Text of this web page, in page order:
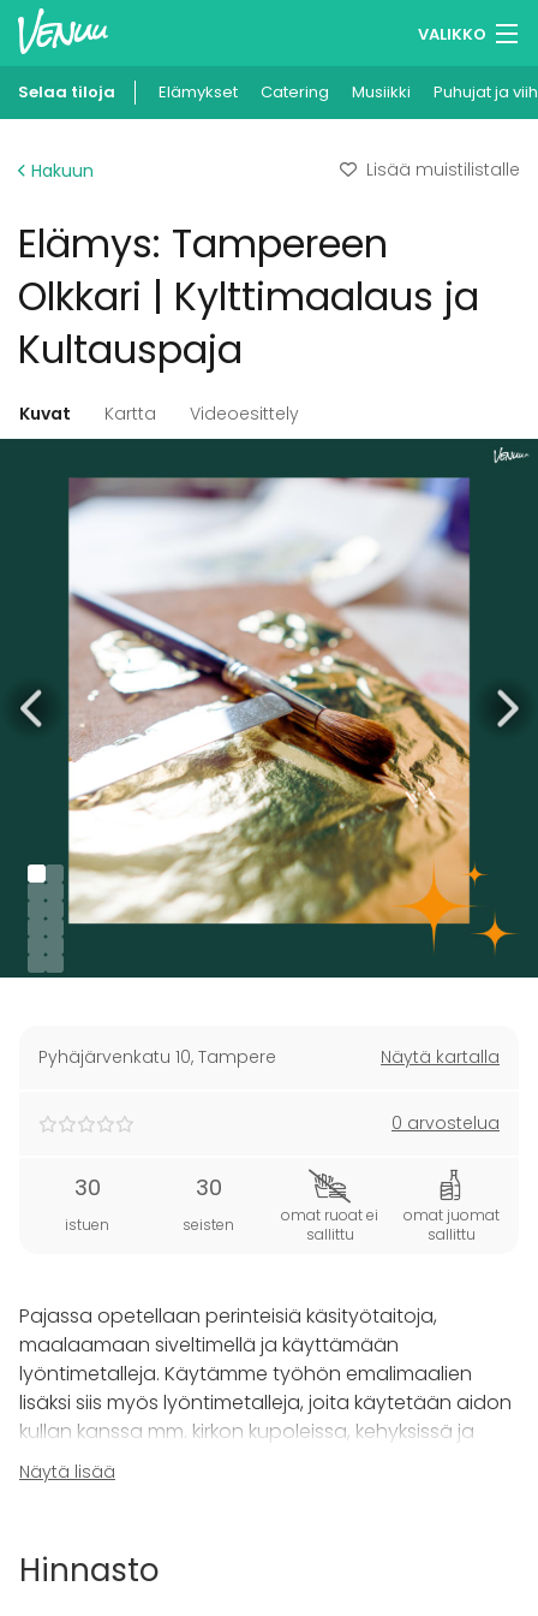
VALIKKO
Muistilistasi
Ilmoita kohteesi
Selaa tiloja Elämykset Catering Musiikki Puhujat ja
Hakuun Lisää muistilistalle
Elämys: Tampereen
Olkkari | Kylttimaalaus ja
Kultauspaja
Kuvat Kartta Videoesittely
Pyhäjärvenkatu 10, Tampere Näytä kartalla
0 arvostelua
30
istuen
30
seisten
omat ruoat ei
sallittu
omat juomat
sallittu
Pajassa opetellaan perinteisiä käsityötaitoja,
maalaamaan siveltimellä ja käyttämään
lyöntimetalleja. Käytämme työhön emalimaalien
lisäksi siis myös lyöntimetalleja, joita käytetään aidon
kullan kanssa mm. kirkon kupoleissa, kehyksissä ja
näyteikkunoissa.
rakentamisen pintaa, joten kurssin jälkeen pystyt
Näytä lisää
Hinnasto